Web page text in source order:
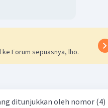
Forum sepuasnya, lho.